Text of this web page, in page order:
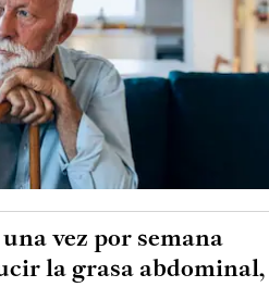
vez por semana
la grasa abdominal,